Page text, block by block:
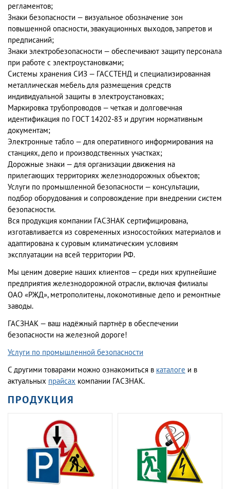
регламентов;
Знаки безопасности — визуальное обозначение зон
повышенной опасности, эвакуационных выходов, запретов и
предписаний;
Знаки электробезопасности — обеспечивают защиту персонала
при работе с электроустановками;
Системы хранения СИЗ — ГАССТЕНД и специализированная
металлическая мебель для размещения средств
индивидуальной защиты в электроустановках;
Маркировка трубопроводов — четкая и долговечная
идентификация по ГОСТ 14202-83 и другим нормативным
документам;
Электронные табло — для оперативного информирования на
станциях, депо и производственных участках;
Дорожные знаки — для организации движения на
прилегающих территориях железнодорожных объектов;
Услуги по промышленной безопасности — консультации,
подбор оборудования и сопровождение при внедрении систем
безопасности.
Вся продукция компании ГАСЗНАК сертифицирована,
изготавливается из современных износостойких материалов и
адаптирована к суровым климатическим условиям
эксплуатации на всей территории РФ.
Мы ценим доверие наших клиентов — среди них крупнейшие
предприятия железнодорожной отрасли, включая филиалы
ОАО «РЖД», метрополитены, локомотивные депо и ремонтные
заводы.
ГАСЗНАК — ваш надёжный партнёр в обеспечении
безопасности на железной дороге!
Услуги по промышленной безопасности
С другими товарами можно ознакомиться в каталоге и в
актуальных прайсах компании ГАСЗНАК.
ПРОДУКЦИЯ